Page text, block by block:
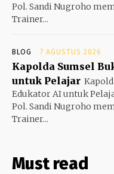
Pol. Sandi Nugroho
Trainer...
BLOG 7 AGUSTUS 2026
Kapolda Sumsel
untuk Pelajar
Edukator AI untuk
Pol. Sandi Nugroho
Trainer...
Must read